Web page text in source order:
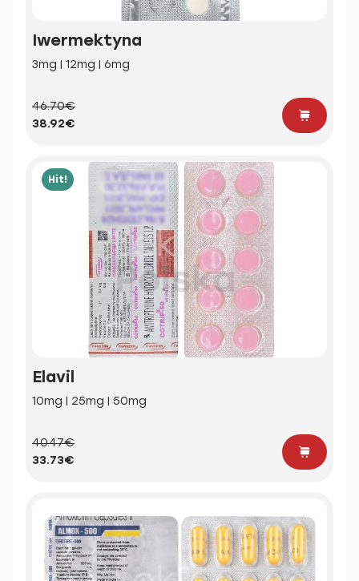
Iwermektyna
3mg | 12mg | 6mg
46.70€
38.92€
Hit!
Elavil
10mg | 25mg | 50mg
40.47€
33.73€